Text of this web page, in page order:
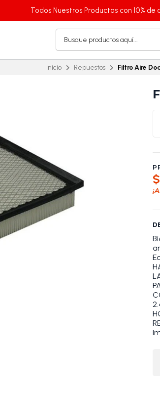
Todos Nuestros Productos con 10%
Inicio Repuestos Filtro Aire